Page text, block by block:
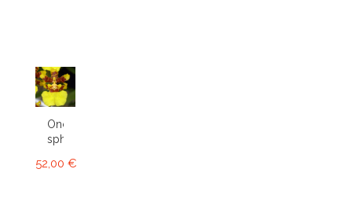
Oncidium
sphacelatum
52,00 €